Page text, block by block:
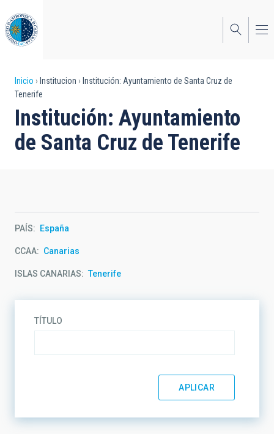
al
contenido
principal
Sobrescribir
enlaces
de
ayuda
navegación
Inicio Institucion
Institución: Ayuntamiento de Santa Cruz de
Tenerife
Institución: Ayuntamiento
de Santa Cruz de Tenerife
PAÍS España
CCAA Canarias
ISLAS CANARIAS Tenerife
TÍTULO